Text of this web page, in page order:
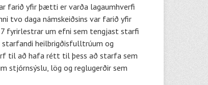
farið yfir þætti er varða lagaumhverfi
tvo daga námskeiðsins var farið yfir
um efni sem tengjast starfi
heilbrigðisfulltrúum og
til að hafa rétt til þess að starfa sem
stjórnsýslu, lög og reglugerðir sem